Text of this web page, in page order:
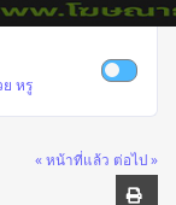
หรู
« หน้าที่แล้ว ต่อไป »